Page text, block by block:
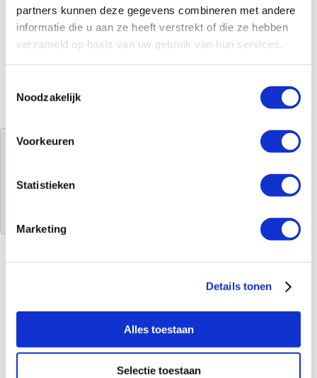
partners kunnen deze gegevens combineren met andere
informatie die u aan ze heeft verstrekt of die ze hebben
verzameld op basis van uw gebruik van hun services.
Noodzakelijk
Voorkeuren
Statistieken
Marketing
Details tonen
Alles toestaan
Selectie toestaan
Jouw brutoprijs
Merk
Easy Drain
RLCED900BBC
Product soort
Douchegoot
R-line clean